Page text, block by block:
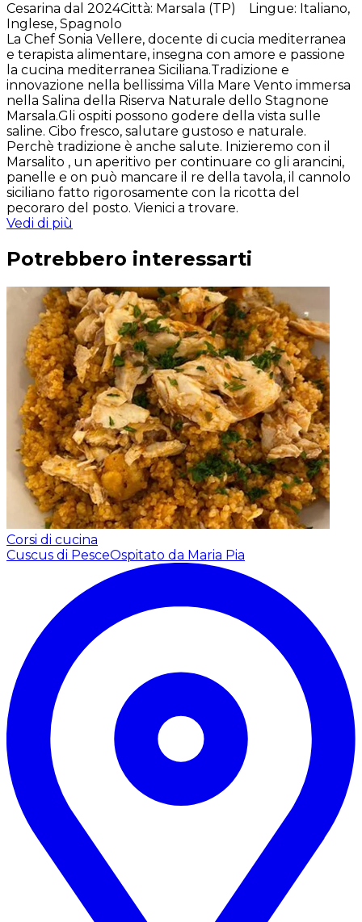
Cesarina dal 2024Città: Marsala (TP) Lingue: Italiano,
Inglese, Spagnolo
La Chef Sonia Vellere, docente di cucia mediterranea
e terapista alimentare, insegna con amore e passione
la cucina mediterranea Siciliana.Tradizione e
innovazione nella bellissima Villa Mare Vento immersa
nella Salina della Riserva Naturale dello Stagnone
Marsala.Gli ospiti possono godere della vista sulle
saline. Cibo fresco, salutare gustoso e naturale.
Perchè tradizione è anche salute. Inizieremo con il
Marsalito , un aperitivo per continuare co gli arancini,
panelle e on può mancare il re della tavola, il cannolo
siciliano fatto rigorosamente con la ricotta del
pecoraro del posto. Vienici a trovare.
Vedi di più
Potrebbero interessarti
Corsi di cucina
Cuscus di PesceOspitato da Maria Pia